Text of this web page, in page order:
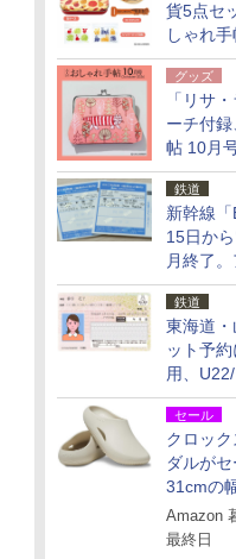
貨5点セ
しゃれ手
USBケ
グッズ
「リサ
ーチ付
帖 10月
北欧猫
鉄道
新幹線
15日か
月終了
も確認可
鉄道
東海道
ット予
用、
を9月15
セール
クロッ
ダルが
31cmの
独自の
Amazon
最終日